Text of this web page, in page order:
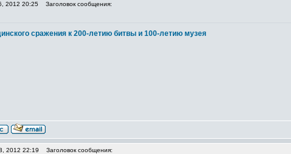
2012 20:25 Заголовок сообщения:
сражения к 200-летию битвы и 100-летию музея
2012 22:19 Заголовок сообщения: